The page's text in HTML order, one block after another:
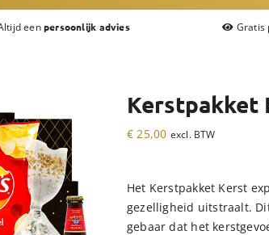
een persoonlijk advies Gratis
Kerstpakket
€ 25,00 excl. BTW
Het Kerstpakket Kerst
gezelligheid uitstraalt.
gebaar dat het